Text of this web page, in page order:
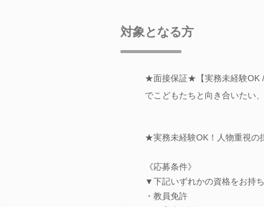
対象となる方
★面接保証★【実務未経験OK
でこどもたちと向き合いたい
★実務未経験OK！人物重視の
《応募条件》
▼下記いずれかの資格をお持
・教員免許